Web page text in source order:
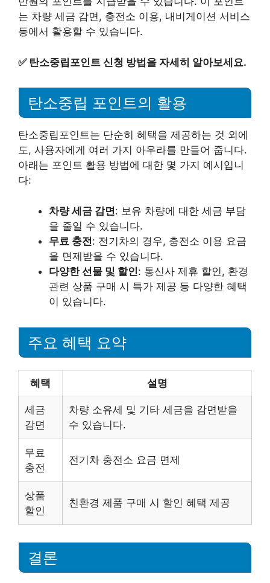
는 차량 세금 감면, 충전소 이용, 내비게이션 서비스
등에서 활용할 수 있습니다.
✅ 탄소중립포인트 신청 방법을 자세히 알아보세요.
탄소중립 포인트의 활용
탄소중립포인트는 단순히 혜택을 제공하는 것 외에
도, 사용자에게 여러 가지 아우라를 만들어 줍니다.
아래는 포인트 활용 방법에 대한 몇 가지 예시입니
다:
차량 세금 감면: 보유 차량에 대한 세금 부담
을 줄일 수 있습니다.
무료 충전: 전기차의 경우, 충전소 이용 요금
을 면제받을 수 있습니다.
다양한 선물 및 할인: 통신사 제휴 할인, 환경
관련 상품 구매 시 특가 제공 등 다양한 혜택
이 있습니다.
주요 혜택 요약
혜택 설명
세금
감면
차량 소유세 및 기타 세금을 감면받을
수 있습니다.
무료
충전
전기차 충전소 요금 면제
상품
할인
친환경 제품 구매 시 할인 혜택 제공
결론